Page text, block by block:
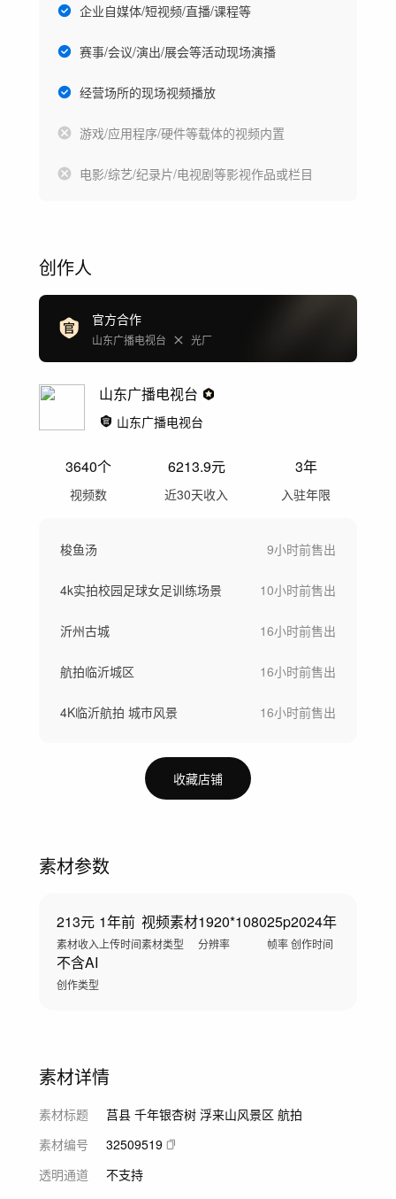
企业自媒体/短视频/直播/课程等
赛事/会议/演出/展会等活动现场演播
经营场所的现场视频播放
游戏/应用程序/硬件等载体的视频内置
电影/综艺/纪录片/电视剧等影视作品或栏目
创作人
官方合作
山东广播电视台 光厂
山东广播电视台
山东广播电视台
3640个
视频数
6213.9元
近30天收入
3年
入驻年限
梭鱼汤 9小时前售出
4k实拍校园足球女足训练场景 10小时前售出
沂州古城 16小时前售出
航拍临沂城区 16小时前售出
4K临沂航拍 城市风景 16小时前售出
收藏店铺
素材参数
213元
素材收入
1年前
上传时间
视频素材
素材类型
1920*1080
分辨率
25p
帧率
2024年
创作时间
不含AI
创作类型
素材详情
素材标题
莒县 千年银杏树 浮来山风景区 航拍
素材编号
32509519
透明通道
不支持